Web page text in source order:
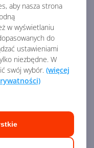
aby nasza strona
w wyświetlaniu
do
ustawieniami
niezbędne. W
swój wybór. (więcej
sama nazwa
pojętymi usługami.
na usługi,
i analizą.
pozwala
Nie zabrakło
mobilną dla
dostęp do
kart